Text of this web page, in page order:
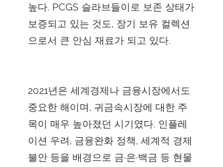
높다. PCGS 슬라브들이로 보존 상태가
보증되고 있는 것도, 장기 보유 컬렉션
으로서 큰 안심 재료가 되고 있다.
2021년은 세계경제나 금융시장에서도
중요한 해이며, 귀금속시장에 대한 주
목이 매우 높아졌던 시기였다. 인플레
이션 우려, 금융완화 정책, 세계적 경제
불안 등을 배경으로 금·은·백금 등 현물